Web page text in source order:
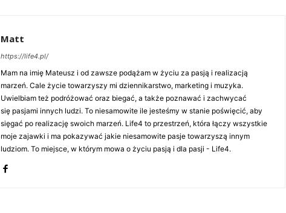
Matt
https://life4.pl/
Mam na imię Mateusz i od zawsze podążam w życiu za pasją i realizacją
marzeń. Cale życie towarzyszy mi dziennikarstwo, marketing i muzyka.
Uwielbiam też podróżować oraz biegać, a także poznawać i zachwycać
się pasjami innych ludzi. To niesamowite ile jesteśmy w stanie poświęcić, aby
sięgać po realizację swoich marzeń. Life4 to przestrzeń, która łączy wszystkie
moje zajawki i ma pokazywać jakie niesamowite pasje towarzyszą innym
ludziom. To miejsce, w którym mowa o życiu pasją i dla pasji - Life4.